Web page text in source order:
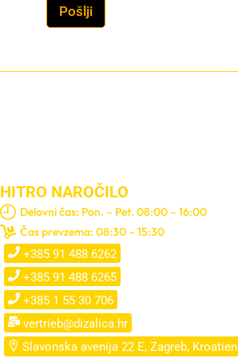
p
v
r
d
n
o
s
t
i
k
j
a
v
a
r
i
o
"
u
p
i
i
Pošlji
HITRO NAROČILO
Delovni čas: Pon. – Pet. 08:00 – 16:00
Čas prevzema: 08:30 – 15:30
+385 91 488 6262
+385 91 488 6265
+385 1 55 30 706
vertrieb@dizalica.hr
Slavonska avenija 22 E, Zagreb, Kroatien